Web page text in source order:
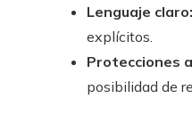
Lenguaje claro:
explícitos.
Protecciones
posibilidad de